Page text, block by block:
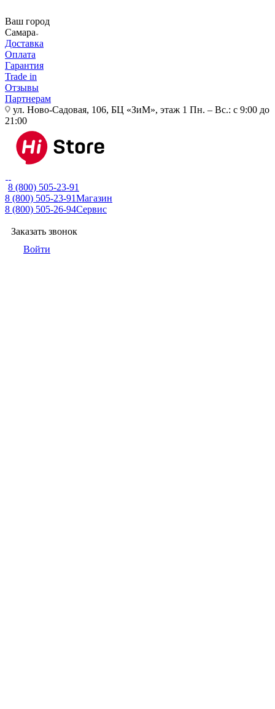
Ваш город
Самара
Доставка
Оплата
Гарантия
Trade in
Отзывы
Партнерам
ул. Ново-Садовая, 106, БЦ «ЗиМ», этаж 1 Пн. – Вс.: с 9:00 до
21:00
8 (800) 505-23-91
8 (800) 505-23-91Магазин
8 (800) 505-26-94Сервис
Заказать звонок
Войти